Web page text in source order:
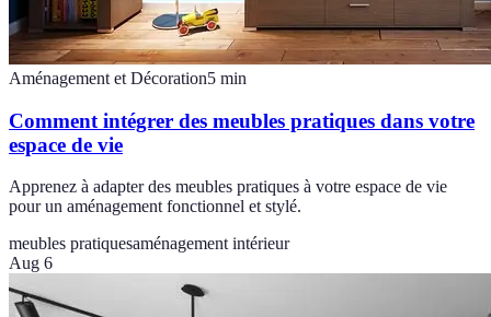
Aménagement et Décoration5 min
Comment intégrer des meubles pratiques dans votre
espace de vie
Apprenez à adapter des meubles pratiques à votre espace de vie
pour un aménagement fonctionnel et stylé.
meubles pratiquesaménagement intérieur
Aug 6